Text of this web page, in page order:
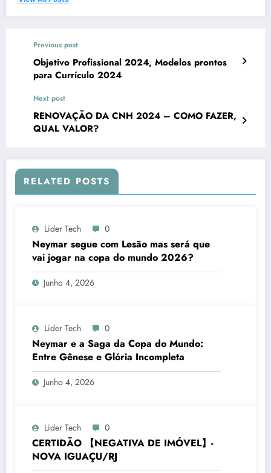
Previous post
Objetivo Profissional 2024, Modelos prontos
para Currículo 2024
Next post
RENOVAÇÃO DA CNH 2024 – COMO FAZER,
QUAL VALOR?
RELATED POSTS
Lider Tech 0
Neymar segue com Lesão mas será que
vai jogar na copa do mundo 2026?
Junho 4, 2026
Lider Tech 0
Neymar e a Saga da Copa do Mundo:
Entre Gênese e Glória Incompleta
Junho 4, 2026
Lider Tech 0
CERTIDÃO 【NEGATIVA DE IMÓVEL】-
NOVA IGUAÇU/RJ